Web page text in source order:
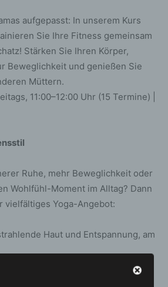
aufgepasst: In unserem Kurs
Sie Ihre Fitness gemeinsam
Stärken Sie Ihren Körper,
Beweglichkeit und genießen Sie
Müttern.
11:00–12:00 Uhr (15 Termine) |
Ruhe, mehr Beweglichkeit oder
Wohlfühl-Moment im Alltag? Dann
vielfältiges Yoga-Angebot:
Haut und Entspannung, am